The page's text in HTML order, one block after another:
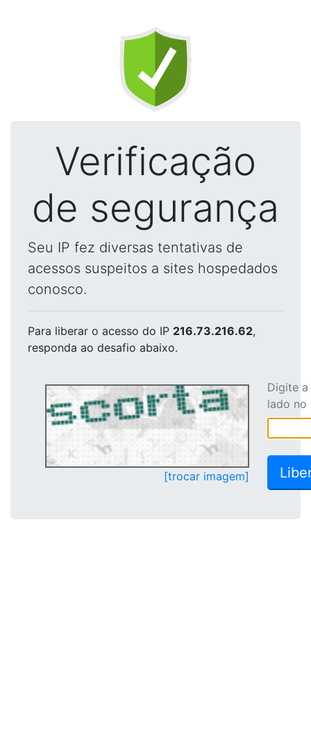
Verificação
de segurança
Seu IP fez diversas tentativas de
acessos suspeitos a sites hospedados
conosco.
Para liberar o acesso do IP 216.73.216.62,
responda ao desafio abaixo.
[trocar imagem]
Digite
lado no